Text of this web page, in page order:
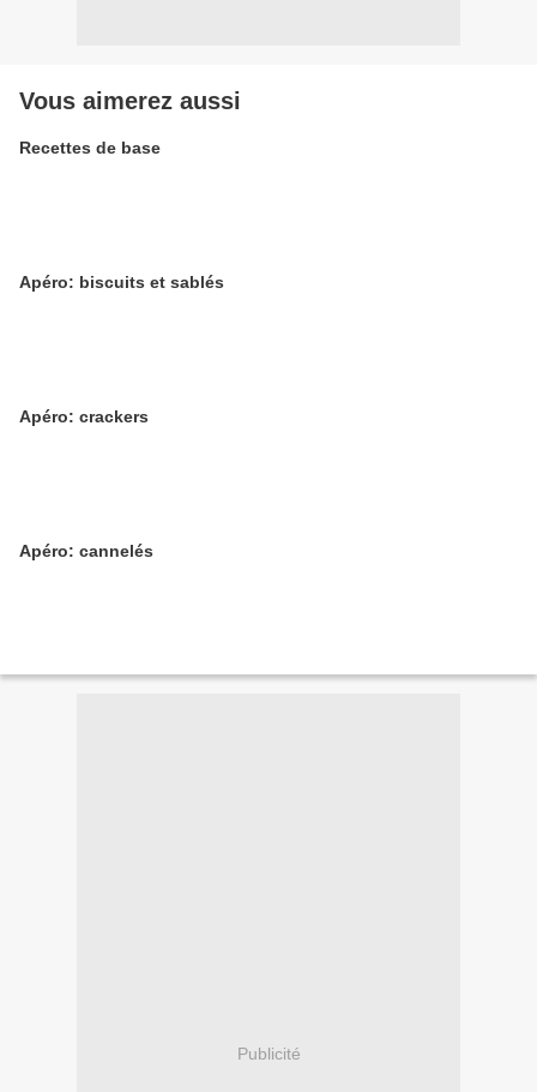
Vous aimerez aussi
Recettes de base
Apéro: biscuits et sablés
Apéro: crackers
Apéro: cannelés
Publicité